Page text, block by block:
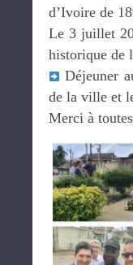
d’Ivoire de
Le 3 juillet
historique de
Déjeuner
de la ville et
Merci à